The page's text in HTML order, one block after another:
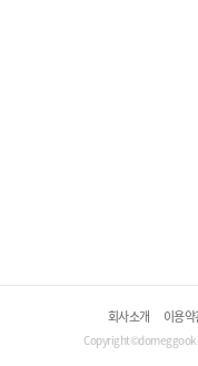
회사소개 이용약